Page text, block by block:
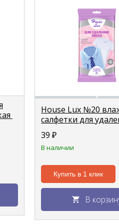
House Lux №20
салфетки для
пятен
39₽
В наличии
Купить в 1 клик
В